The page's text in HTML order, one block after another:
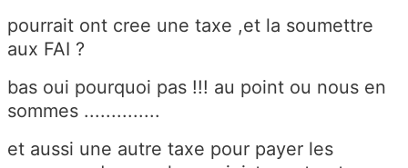
pourrait ont cree une taxe ,et la soumettre
aux FAI ?
bas oui pourquoi pas !!! au point ou nous en
sommes ..............
et aussi une autre taxe pour payer les